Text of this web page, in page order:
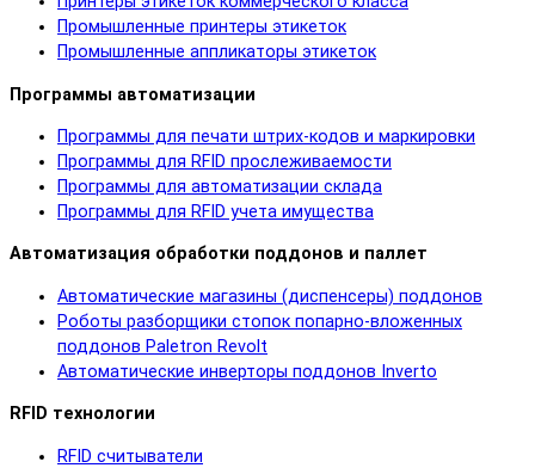
Промышленные принтеры этикеток
Промышленные аппликаторы этикеток
Программы автоматизации
Программы для печати штрих-кодов и маркировки
Программы для RFID прослеживаемости
Программы для автоматизации склада
Программы для RFID учета имущества
Автоматизация обработки поддонов и паллет
Автоматические магазины (диспенсеры) поддонов
Роботы разборщики стопок попарно-вложенных
поддонов Paletron Revolt
Автоматические инверторы поддонов Inverto
RFID технологии
RFID cчитыватели